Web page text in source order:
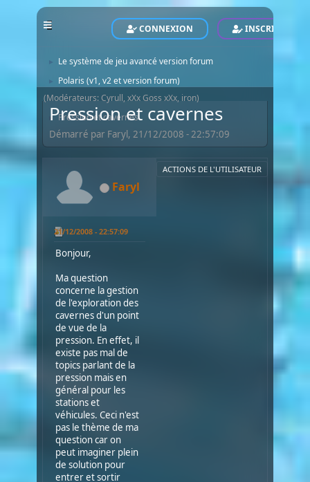
CONNEXION INSCRIVEZ-
POLARIS - Le Site Officiel - Official Website Forum
► Le système de jeu avancé version forum
►
Polaris (v1, v2 et version forum)
(Modérateurs:Cyrull, xXx Goss xXx, iron)
► Pression et cavernes
Pression et cavernes
Démarré par Faryl, 21/12/2008 - 22:57:09
ACTIONS DE L'UTILISATEUR
Faryl
21/12/2008 - 22:57:09
Bonjour,
Ma question
concerne la gestion
de l'exploration des
cavernes d'un point
de vue de la
pression. En effet, il
existe pas mal de
topics parlant de la
pression mais en
général pour les
stations et
véhicules. Ceci n'est
pas le thème de ma
question car on
peut imaginer plein
de solution pour
entrer et sortir